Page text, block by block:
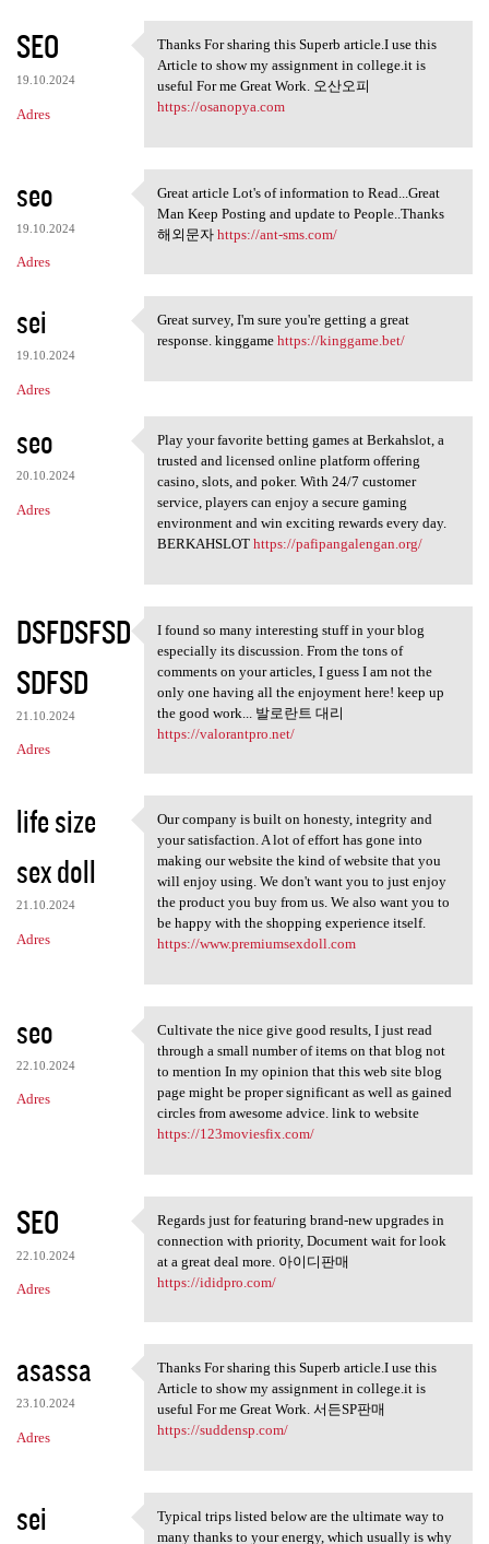
SEO
19.10.2024
Adres
Thanks For sharing this
Thanks For sharing this Superb article.I use this
Article to show my assignment in college.it is
useful For me Great Work. 오산오피
https://osanopya.com
seo
19.10.2024
Adres
Great article Lot's of
Great article Lot's of information to Read...Great
Man Keep Posting and update to People..Thanks
해외문자 https://ant-sms.com/
sei
19.10.2024
Adres
Great survey, I'm sure you're
Great survey, I'm sure you're getting a great
response. kinggame https://kinggame.bet/
seo
20.10.2024
Adres
Play your favorite betting
Play your favorite betting games at Berkahslot, a
trusted and licensed online platform offering
casino, slots, and poker. With 24/7 customer
service, players can enjoy a secure gaming
environment and win exciting rewards every day.
BERKAHSLOT https://pafipangalengan.org/
DSFDSFSD
SDFSD
21.10.2024
Adres
I found so many interesting
I found so many interesting stuff in your blog
especially its discussion. From the tons of
comments on your articles, I guess I am not the
only one having all the enjoyment here! keep up
the good work... 발로란트 대리
https://valorantpro.net/
life size
sex doll
21.10.2024
Adres
Our company is built on
Our company is built on honesty, integrity and
your satisfaction. A lot of effort has gone into
making our website the kind of website that you
will enjoy using. We don't want you to just enjoy
the product you buy from us. We also want you to
be happy with the shopping experience itself.
https://www.premiumsexdoll.com
seo
22.10.2024
Adres
Cultivate the nice give good
Cultivate the nice give good results, I just read
through a small number of items on that blog not
to mention In my opinion that this web site blog
page might be proper significant as well as gained
circles from awesome advice. link to website
https://123moviesfix.com/
SEO
22.10.2024
Adres
Regards just for featuring
Regards just for featuring brand-new upgrades in
connection with priority, Document wait for look
at a great deal more. 아이디판매
https://ididpro.com/
asassa
23.10.2024
Adres
Thanks For sharing this
Thanks For sharing this Superb article.I use this
Article to show my assignment in college.it is
useful For me Great Work. 서든SP판매
https://suddensp.com/
sei Typical trips listed below
Typical trips listed below are the ultimate way to
many thanks to your energy, which usually is why